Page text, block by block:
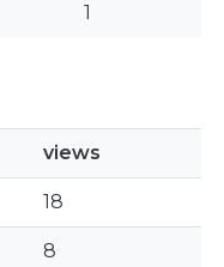
1
views
18
8